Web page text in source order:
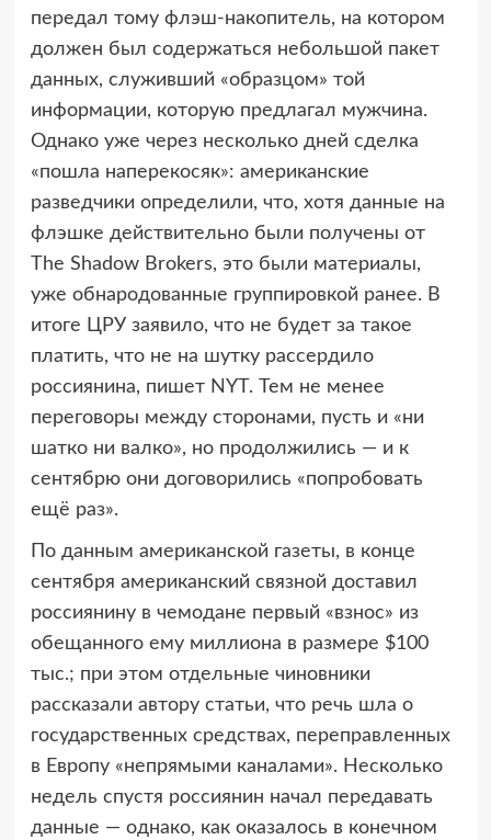
передал тому флэш-накопитель, на котором
должен был содержаться небольшой пакет
данных, служивший «образцом» той
информации, которую предлагал мужчина.
Однако уже через несколько дней сделка
«пошла наперекосяк»: американские
разведчики определили, что, хотя данные на
флэшке действительно были получены от
The Shadow Brokers, это были материалы,
уже обнародованные группировкой ранее. В
итоге ЦРУ заявило, что не будет за такое
платить, что не на шутку рассердило
россиянина, пишет NYT. Тем не менее
переговоры между сторонами, пусть и «ни
шатко ни валко», но продолжились — и к
сентябрю они договорились «попробовать
ещё раз».
По данным американской газеты, в конце
сентября американский связной доставил
россиянину в чемодане первый «взнос» из
обещанного ему миллиона в размере $100
тыс.; при этом отдельные чиновники
рассказали автору статьи, что речь шла о
государственных средствах, переправленных
в Европу «непрямыми каналами». Несколько
недель спустя россиянин начал передавать
данные — однако, как оказалось в конечном